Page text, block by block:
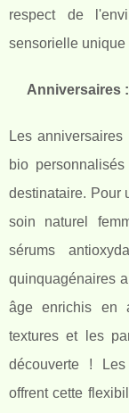
respect de
sensorielle unique
Anniversaires
Les
bio
destinataire. Pour
soin naturel
sérums
quinquagénaires
âge enrichis en
textures et les
découverte ! Les
offrent cette